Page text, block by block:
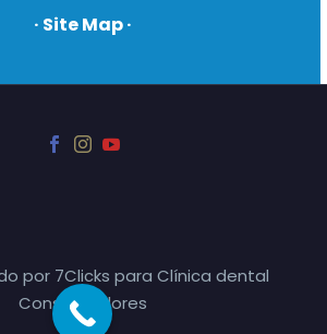
· Site Map ·
por 7Clicks para Clínica dental
Consuelo Flores